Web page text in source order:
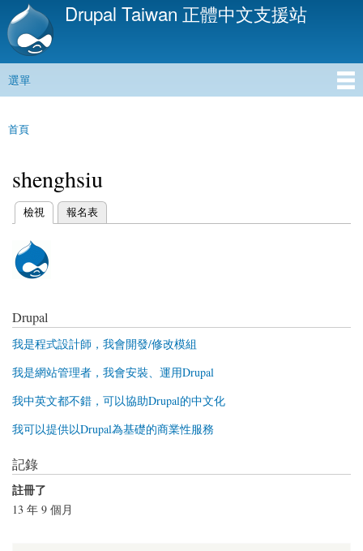
移
內
Drupal Taiwan 正體中文支援站
主選單
選單
您在這裡
首頁
shenghsiu
主要索引標籤
檢視
(作用中頁籤) 報名表
Drupal
我是程式設計師，我會開發/修改模組
我是網站管理者，我會安裝、運用Drupal
我中英文都不錯，可以協助Drupal的中文化
我可以提供以Drupal為基礎的商業性服務
記錄
註冊了
13 年 9 個月